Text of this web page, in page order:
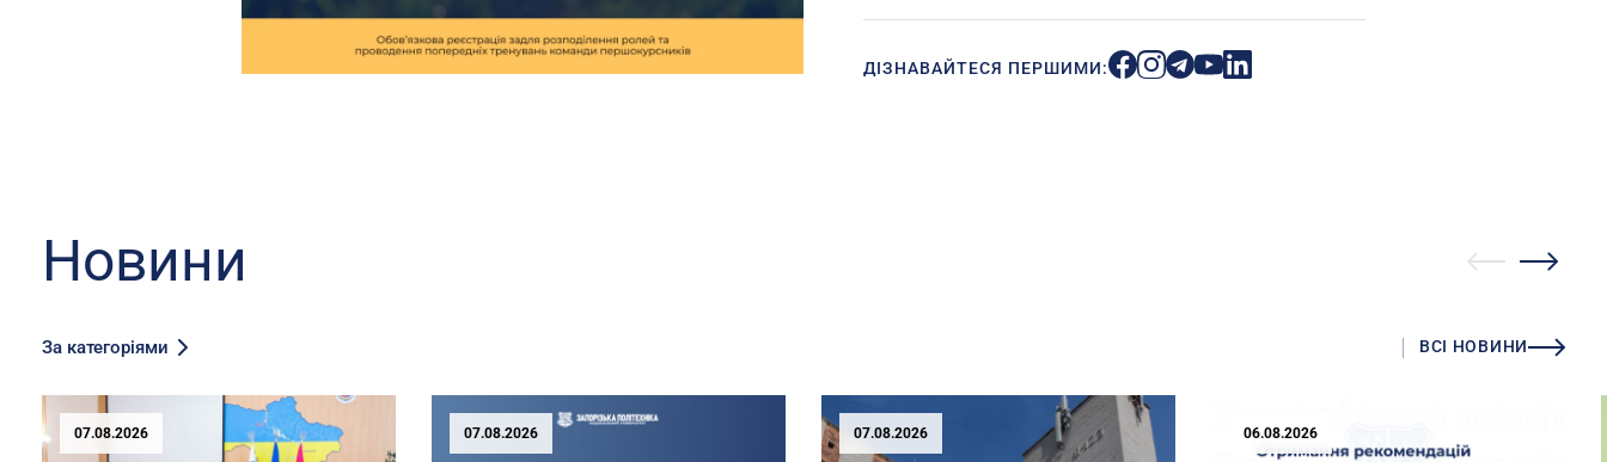
ДІЗНАВАЙТЕСЯ ПЕРШИМИ:
Новини
За категоріями ВСІ НОВИНИ
07.08.2026 07.08.2026 07.08.2026 06.08.2026